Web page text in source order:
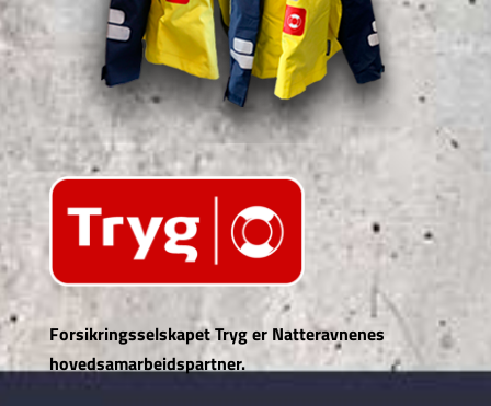
Forsikringsselskapet Tryg er Natteravnenes
hovedsamarbeidspartner.